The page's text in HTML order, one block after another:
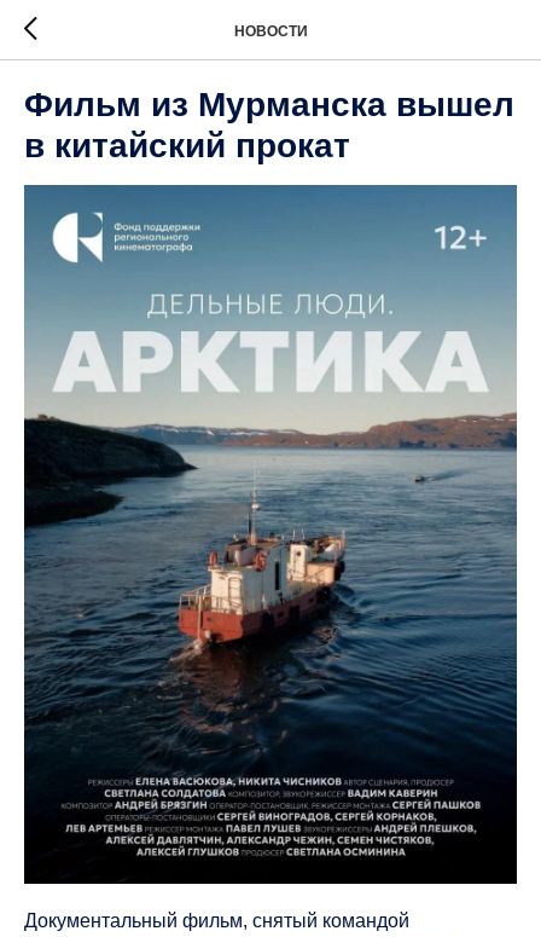
НОВОСТИ
Фильм из Мурманска вышел
в китайский прокат
Документальный фильм, снятый командой